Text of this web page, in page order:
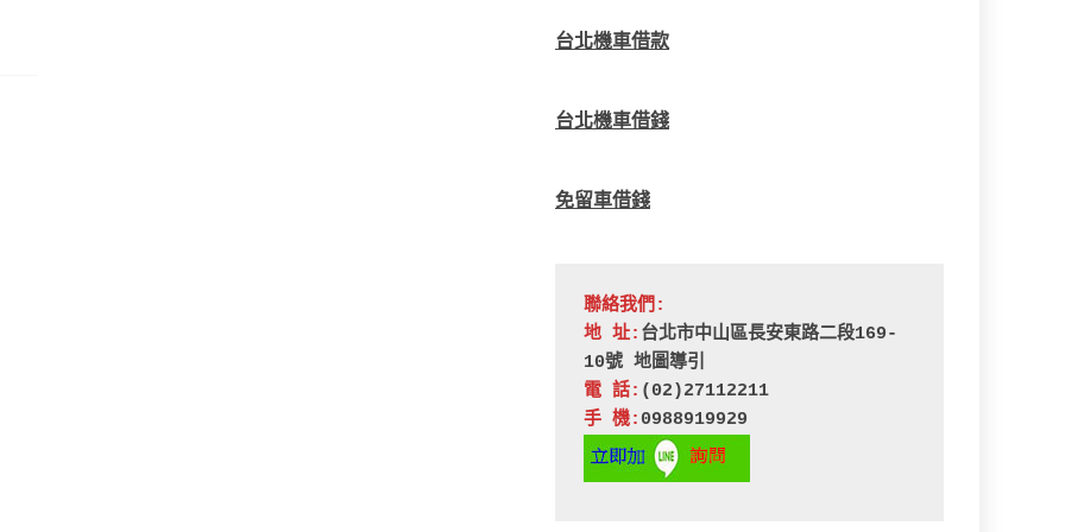
台北機車借款
台北機車借錢
免留車借錢
聯絡我們:
地 址: 台北市中山區長安東路二段169-
10號 地圖導引
電 話: (02)27112211
手 機: 0988919929